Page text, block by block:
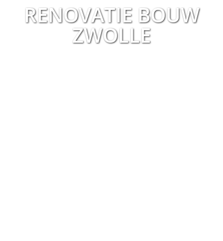
RENOVATIE BOUW
ZWOLLE